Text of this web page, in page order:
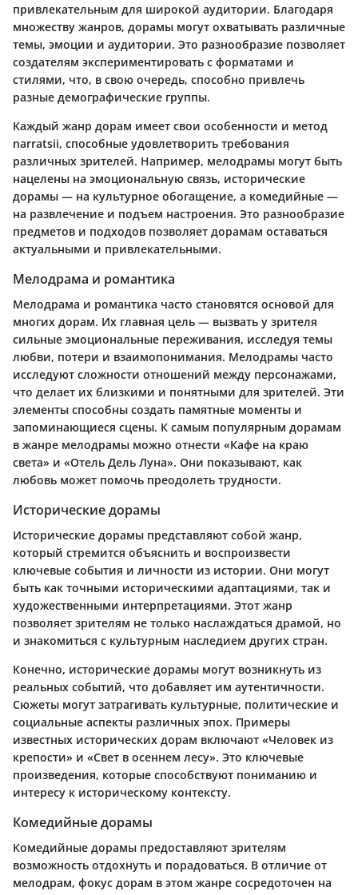
привлекательным для широкой аудитории. Благодаря
множеству жанров, дорамы могут охватывать различные
темы, эмоции и аудитории. Это разнообразие позволяет
создателям экспериментировать с форматами и
стилями, что, в свою очередь, способно привлечь
разные демографические группы.
Каждый жанр дорам имеет свои особенности и метод
narratsii, способные удовлетворить требования
различных зрителей. Например, мелодрамы могут быть
нацелены на эмоциональную связь, исторические
дорамы — на культурное обогащение, а комедийные —
на развлечение и подъем настроения. Это разнообразие
предметов и подходов позволяет дорамам оставаться
актуальными и привлекательными.
Мелодрама и романтика
Мелодрама и романтика часто становятся основой для
многих дорам. Их главная цель — вызвать у зрителя
сильные эмоциональные переживания, исследуя темы
любви, потери и взаимопонимания. Мелодрамы часто
исследуют сложности отношений между персонажами,
что делает их близкими и понятными для зрителей. Эти
элементы способны создать памятные моменты и
запоминающиеся сцены. К самым популярным дорамам
в жанре мелодрамы можно отнести «Кафе на краю
света» и «Отель Дель Луна». Они показывают, как
любовь может помочь преодолеть трудности.
Исторические дорамы
Исторические дорамы представляют собой жанр,
который стремится объяснить и воспроизвести
ключевые события и личности из истории. Они могут
быть как точными историческими адаптациями, так и
художественными интерпретациями. Этот жанр
позволяет зрителям не только наслаждаться драмой, но
и знакомиться с культурным наследием других стран.
Конечно, исторические дорамы могут возникнуть из
реальных событий, что добавляет им аутентичности.
Сюжеты могут затрагивать культурные, политические и
социальные аспекты различных эпох. Примеры
известных исторических дорам включают «Человек из
крепости» и «Свет в осеннем лесу». Это ключевые
произведения, которые способствуют пониманию и
интересу к историческому контексту.
Комедийные дорамы
Комедийные дорамы предоставляют зрителям
возможность отдохнуть и порадоваться. В отличие от
мелодрам, фокус дорам в этом жанре сосредоточен на